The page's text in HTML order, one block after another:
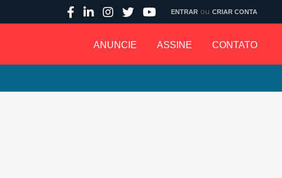
ANUNCIE ASSINE CONTATO
ENTRAR ou CRIAR CONTA